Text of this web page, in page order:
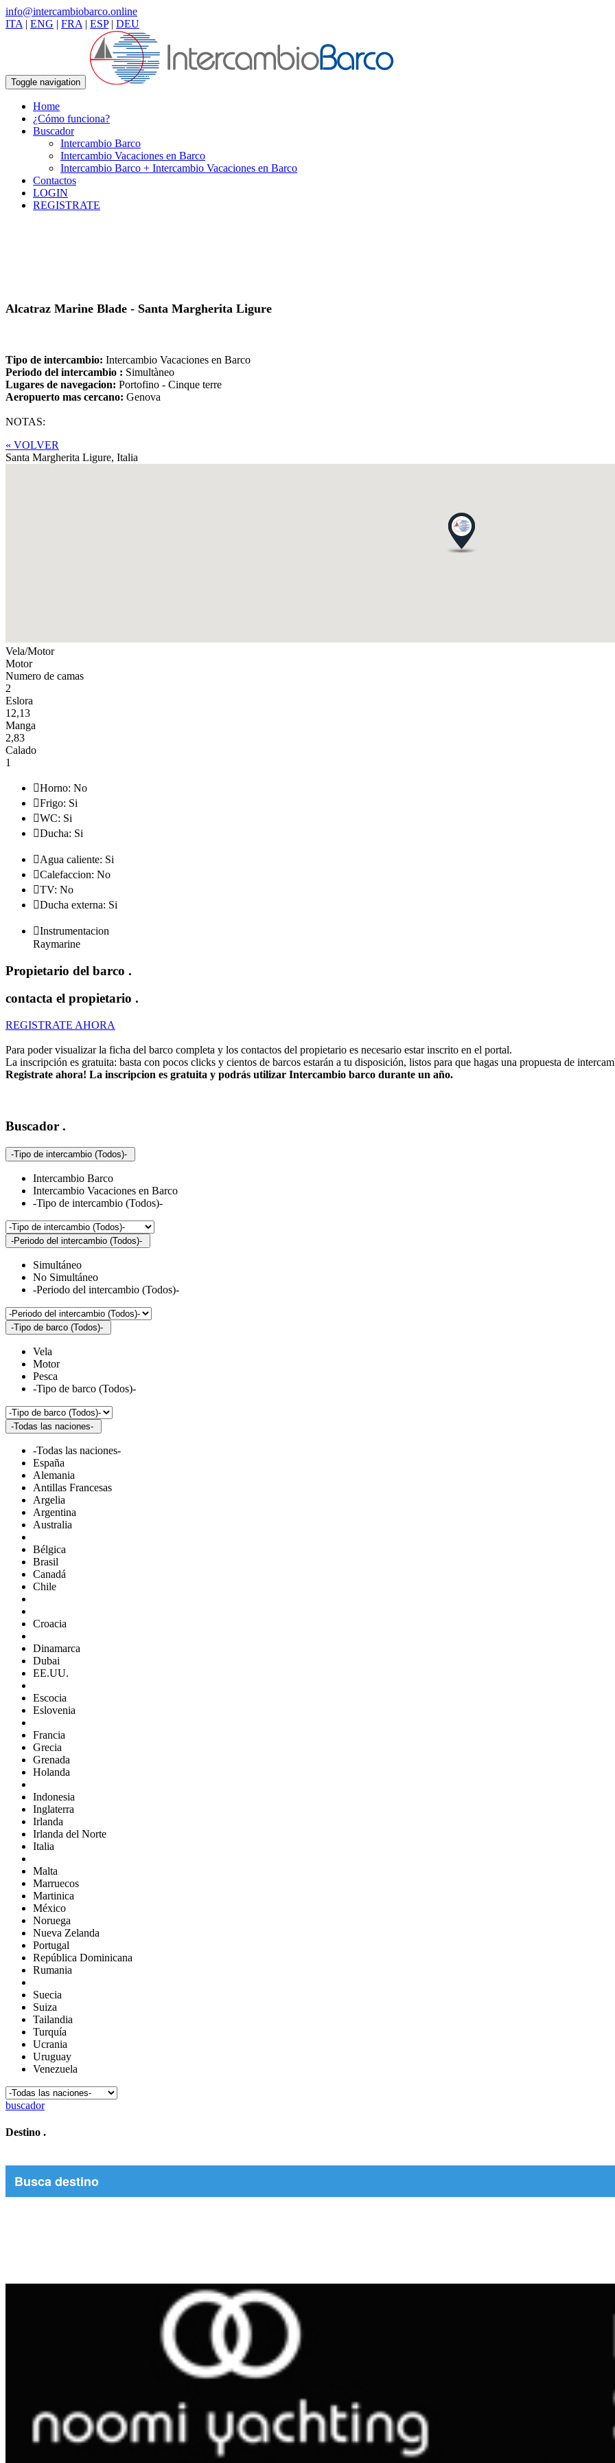
info@intercambiobarco.online
ITA | ENG | FRA | ESP| DEU
Toggle navigation
Home
¿Cómo funciona?
Buscador
Intercambio Barco
Intercambio Vacaciones en Barco
Intercambio Barco + Intercambio Vacaciones en Barco
Contactos
LOGIN
REGISTRATE
Alcatraz Marine Blade - Santa Margherita Ligure
Tipo de intercambio: Intercambio Vacaciones en Barco
Periodo del intercambio : Simultàneo
Lugares de navegacion: Portofino - Cinque terre
Aeropuerto mas cercano: Genova
NOTAS:
« VOLVER
Santa Margherita Ligure, Italia
Vela/Motor
Motor
Numero de camas
2
Eslora
12,13
Manga
2,83
Calado
1
Horno: No
Frigo: Si
WC: Si
Ducha: Si
Agua caliente: Si
Calefaccion: No
TV: No
Ducha externa: Si
Instrumentacion
Raymarine
Propietario del barco .
contacta el propietario .
REGISTRATE AHORA
Para poder visualizar la ficha del barco completa y los contactos del propietario es necesario estar inscrito en el portal.
La inscripción es gratuita: basta con pocos clicks y cientos de barcos estarán a tu disposición, listos para que hagas una propuesta de
Registrate ahora! La inscripcion es gratuita y podrás utilizar Intercambio barco durante un año.
Buscador .
-Tipo de intercambio (Todos)-
Intercambio Barco
Intercambio Vacaciones en Barco
-Tipo de intercambio (Todos)-
-Periodo del intercambio (Todos)-
Simultáneo
No Simultáneo
-Periodo del intercambio (Todos)-
-Tipo de barco (Todos)-
Vela
Motor
Pesca
-Tipo de barco (Todos)-
-Todas las naciones-
-Todas las naciones-
España
Alemania
Antillas Francesas
Argelia
Argentina
Australia
Bélgica
Brasil
Canadá
Chile
Croacia
Dinamarca
Dubai
EE.UU.
Escocia
Eslovenia
Francia
Grecia
Grenada
Holanda
Indonesia
Inglaterra
Irlanda
Irlanda del Norte
Italia
Malta
Marruecos
Martinica
México
Noruega
Nueva Zelanda
Portugal
República Dominicana
Rumania
Suecia
Suiza
Tailandia
Turquía
Ucrania
Uruguay
Venezuela
buscador
Destino .